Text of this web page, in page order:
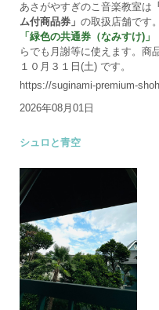
あさがやすぎのこ音楽教室は
ム付商品券」 の取扱店舗です。
「緑色の共通券（なみすけ)」
らでも月謝等に使えます。商
１０月３１日(土) です。
https://suginami-premium-
2026年08月01日
シュロと青空